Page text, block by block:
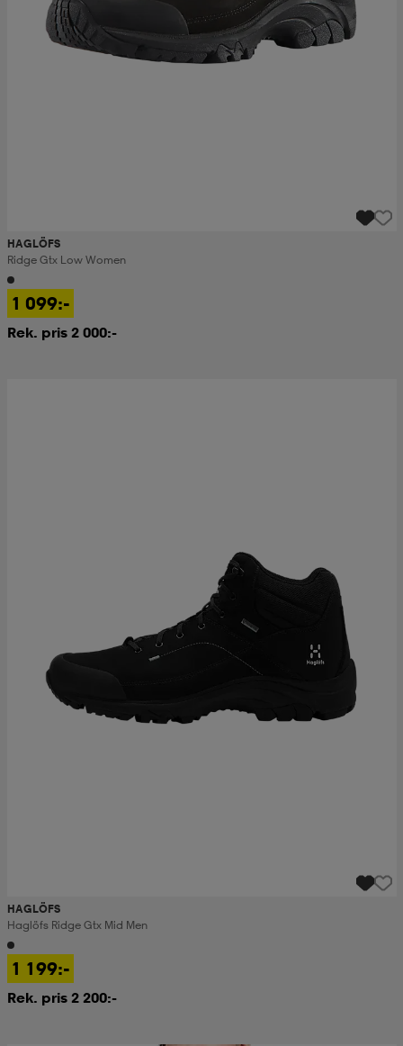
HAGLÖFS
Ridge Gtx Low Women
1 099:-
Rek. pris 2 000:-
HAGLÖFS
Haglöfs Ridge Gtx Mid Men
1 199:-
Rek. pris 2 200:-